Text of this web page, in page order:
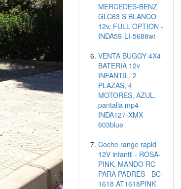
MERCEDES-BENZ
GLC63 S BLANCO
12v, FULL OPTION -
INDA59-LI-5688wt
VENTA BUGGY 4X4
BATERIA 12v
INFANTIL, 2
PLAZAS, 4
MOTORES, AZUL,
pantalla mp4
INDA127-XMX-
603blue
Coche range rapid
12V infantil - ROSA-
PINK, MANDO RC
PARA PADRES - BC-
1618 AT1618PINK